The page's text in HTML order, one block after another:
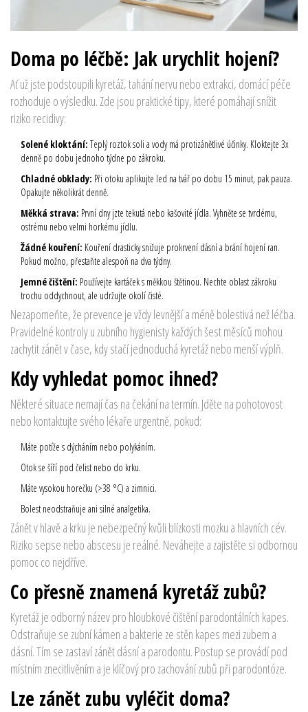
Doma po léčbě: Jak urychlit hojení?
Ať už jste podstoupili kyretáž, tahání nervu nebo extrakci, domácí péče
rozhoduje o výsledku. Zde jsou praktické tipy, které pomáhají snížit
riziko recidivy:
Solené kloktání: Teplý roztok soli a vody má protizánětlivé účinky. Kloktejte 3x
denně po dobu jednoho týdne po zákroku.
Chladné obklady: Při otoku aplikujte led na tvář po dobu 15 minut, pak pauza.
Opakujte několikrát denně.
Měkká strava: První dny jzte tekutá nebo kašovité jídla. Vyhněte se tvrdému,
ostrému nebo velmi horkému jídlu.
Žádné kouření: Kouření drasticky snižuje prokrvení dásní a brání hojení ran.
Pokud možno, přestaňte alespoň na dva týdny.
Jemné čištění: Používejte kartáček s měkkou štětinou. Nechte oblast zákroku
trochu oddychnout, ale udržujte okolí čisté.
Nezapomeňte, že prevence je vždy levnější a méně bolestivá než léčba.
Pravidelné kontroly u zubního hygienisty každých šest měsíců mohou
zachytit zánět v čase, kdy stačí jednoduchá kyretáž nebo menší výplň.
Kdy vyhledat pomoc ihned?
Některé situace nemají čas na čekání na termín. Jděte na pohotovost
nebo kontaktujte svého lékaře urgentně, pokud:
Máte potíže s dýcháním nebo polykáním.
Otok se šíří pod čelist nebo do krku.
Máte vysokou horečku (>38 °C) a zimnici.
Bolest neodstraňuje ani silné analgetika.
Zánět v hlavě a krku je nebezpečný kvůli blízkosti mozku a hlavních cév.
Riziko sepse nebo abscesu je reálné. Neváhejte a zajistěte si odbornou
pomoc co nejdříve.
Co přesně znamená kyretáž zubů?
Kyretáž je odborný název pro hloubkové čištění parodontálních kapes.
Odstraňuje se zubní kámen a bakterie ze stěn kapes mezi zubem a
dásní. Tím se zastaví zánět dásní a parodontu. Postup se provádí pod
místním znecitlivěním a je klíčový pro zachování zubů při parodontóze.
Lze zánět zubu vyléčit doma?